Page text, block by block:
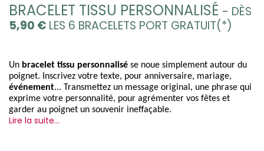
BRACELET TISSU PERSONNALISÉ - DÈS
5,90 € LES 6 BRACELETS PORT GRATUIT(*)
Un bracelet tissu personnalisé se noue simplement autour du
événement... Transmettez un message original, une phrase qui
exprime votre personnalité, pour agrémenter vos fêtes et
garder au poignet un souvenir ineffaçable.
Lire la suite...